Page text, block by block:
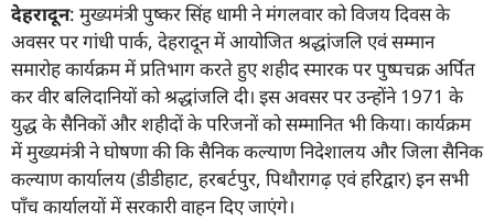
देहरादून: मुख्यमंत्री पुष्कर सिंह धामी ने मंगलवार को विजय दिवस के
अवसर पर गांधी पार्क, देहरादून में आयोजित श्रद्धांजलि एवं सम्मान
समारोह कार्यक्रम में प्रतिभाग करते हुए शहीद स्मारक पर पुष्पचक्र अर्पित
कर वीर बलिदानियों को श्रद्धांजलि दी। इस अवसर पर उन्होंने 1971 के
युद्ध के सैनिकों और शहीदों के परिजनों को सम्मानित भी किया। कार्यक्रम
में मुख्यमंत्री ने घोषणा की कि सैनिक कल्याण निदेशालय और जिला सैनिक
कल्याण कार्यालय (डीडीहाट, हरबर्टपुर, पिथौरागढ़ एवं हरिद्वार) इन सभी
पाँच कार्यालयों में सरकारी वाहन दिए जाएंगे।